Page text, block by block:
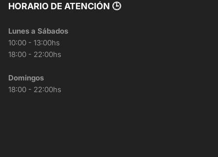
HORARIO DE ATENCIÓN 🕒
Lunes a Sábados
10:00 - 13:00hs
18:00 - 22:00hs
Domingos
18:00 - 22:00hs